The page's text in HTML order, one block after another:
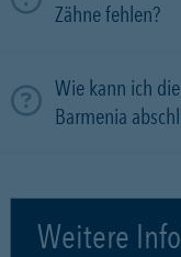
Zähne fehlen?
Wie kann ich
Barmenia
Weitere